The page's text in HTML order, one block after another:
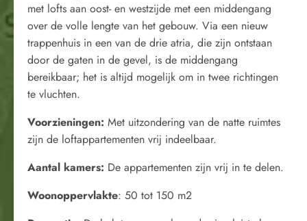
met lofts aan oost- en westzijde met een middengang
over de volle lengte van het gebouw. Via een nieuw
trappenhuis in een van de drie atria, die zijn ontstaan
door de gaten in de gevel, is de middengang
bereikbaar; het is altijd mogelijk om in twee richtingen
te vluchten.
Voorzieningen: Met uitzondering van de natte ruimtes
zijn de loftappartementen vrij indeelbaar.
Aantal kamers: De appartementen zijn vrij in te delen.
Woonoppervlakte: 50 tot 150 m2